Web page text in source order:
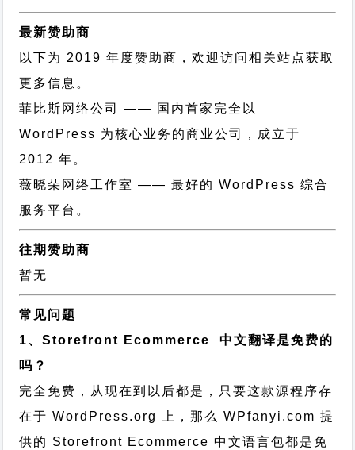
最新赞助商
以下为 2019 年度赞助商，欢迎访问相关站点获取
更多信息。
菲比斯网络公司
—— 国内首家完全以
WordPress 为核心业务的商业公司，成立于
2012 年。
薇晓朵网络工作室 —— 最好的 WordPress 综合
服务平台。
往期赞助商
暂无
常见问题
1、Storefront Ecommerce 中文翻译是免费的
吗？
完全免费，从现在到以后都是，只要这款源程序存
在于 WordPress.org 上，那么 WPfanyi.com 提
供的 Storefront Ecommerce 中文语言包都是免